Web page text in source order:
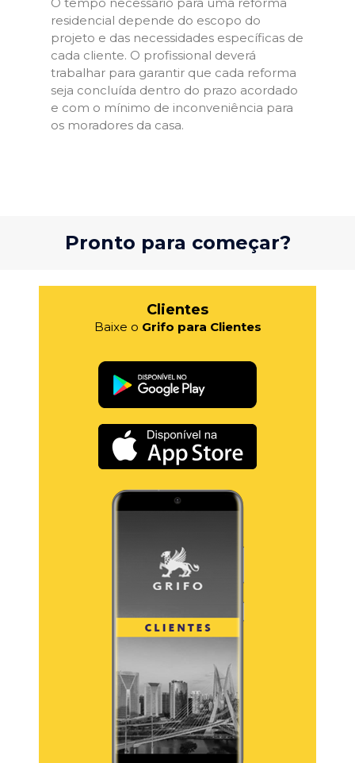
residencial depende do escopo do
projeto e das necessidades específicas de
cada cliente. O profissional deverá
trabalhar para garantir que cada reforma
seja concluída dentro do prazo acordado
e com o mínimo de inconveniência para
os moradores da casa.
Pronto para começar?
Clientes
Baixe o Grifo para Clientes